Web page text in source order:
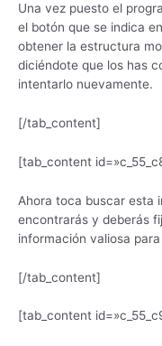
Una vez puesto el
el botón que se indica
obtener la estructura
diciéndote que los has
intentarlo nuevamente.
[/tab_content]
[tab_content
Ahora toca buscar esta
encontrarás y deberás
información valiosa para
[/tab_content]
[tab_content